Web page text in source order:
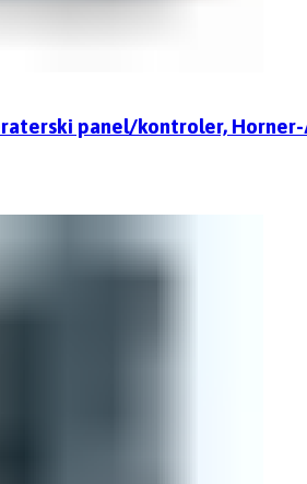
panel/kontroler, Horner-